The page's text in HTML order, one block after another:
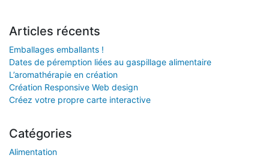
Articles récents
Emballages emballants !
Dates de péremption liées au gaspillage alimentaire
L’aromathérapie en création
Création Responsive Web design
Créez votre propre carte interactive
Catégories
Alimentation